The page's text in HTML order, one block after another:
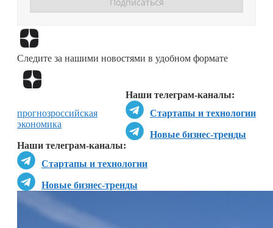
Следите за нашими новостями в удобном формате
Наши телеграм-каналы:
Стартапы и технологии
Новые бизнес-тренды
Наши телеграм-каналы:
Стартапы и технологии
Новые бизнес-тренды
прогнозроссийская
экономика